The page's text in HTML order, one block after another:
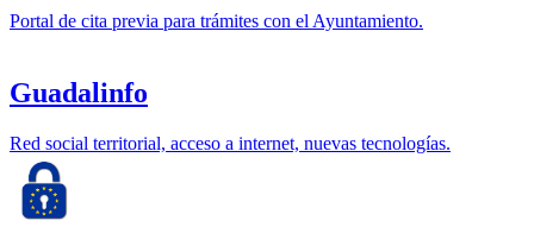
Portal de cita previa para trámites con el Ayuntamiento.
Guadalinfo
Red social territorial, acceso a internet, nuevas tecnologías.